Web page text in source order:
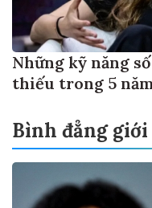
Những kỹ năng
thiếu trong 5
Bình đẳng giới